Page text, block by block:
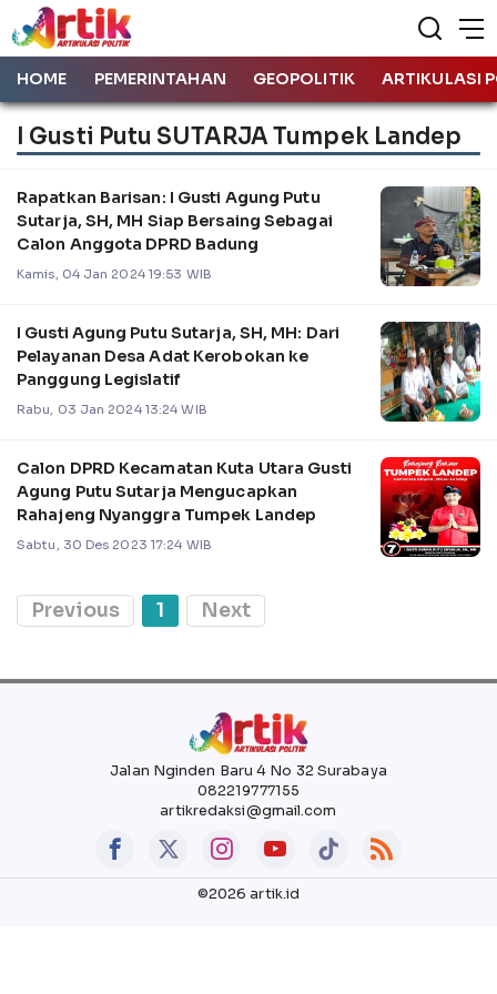
HOME PEMERINTAHAN GEOPOLITIK ARTIKULASI
I Gusti Putu SUTARJA Tumpek Landep
Rapatkan Barisan: I Gusti Agung Putu
Sutarja, SH, MH Siap Bersaing Sebagai
Calon Anggota DPRD Badung
Kamis, 04 Jan 2024 19:53 WIB
I Gusti Agung Putu Sutarja, SH, MH: Dari
Pelayanan Desa Adat Kerobokan ke
Panggung Legislatif
Rabu, 03 Jan 2024 13:24 WIB
Calon DPRD Kecamatan Kuta Utara Gusti
Agung Putu Sutarja Mengucapkan
Rahajeng Nyanggra Tumpek Landep
Sabtu, 30 Des 2023 17:24 WIB
Previous 1 Next
Jalan Nginden Baru 4 No 32 Surabaya
082219777155
artikredaksi@gmail.com
©2026 artik.id